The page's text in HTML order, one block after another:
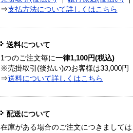
⇒支払方法について詳しくはこちら
送料について
1つのご注文毎に一律1,100円(税込)
※売掛取引(後払い)のお客様は33,000円
⇒送料について詳しくはこちら
配送について
在庫がある場合のご注文につきまして